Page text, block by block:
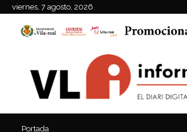
viernes, 7 agosto, 2026
Portada